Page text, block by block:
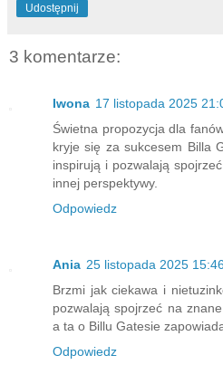
Udostępnij
3 komentarze:
Iwona 17 listopada 2025
Świetna propozycja dla
kryje się za sukcesem Billa
inspirują i pozwalają
innej perspektywy.
Odpowiedz
Ania 25 listopada 2025 15:46
Brzmi jak ciekawa i
pozwalają spojrzeć na
a ta o Billu Gatesie
Odpowiedz